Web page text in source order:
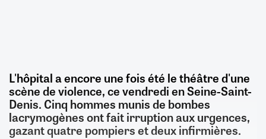
L'hôpital a encore une fois été le théâtre d'une
scène de violence, ce vendredi en Seine-Saint-
Denis. Cinq hommes munis de bombes
lacrymogènes ont fait irruption aux urgences,
gazant quatre pompiers et deux infirmières.